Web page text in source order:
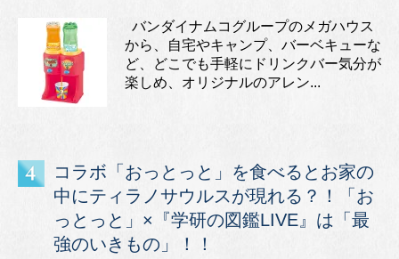
バンダイナムコグループのメガハウス
から、自宅やキャンプ、バーベキューな
ど、どこでも手軽にドリンクバー気分が
楽しめ、オリジナルのアレン...
コラボ「おっとっと」を食べるとお家の
中にティラノサウルスが現れる？！「お
っとっと」×『学研の図鑑LIVE』は「最
強のいきもの」！！